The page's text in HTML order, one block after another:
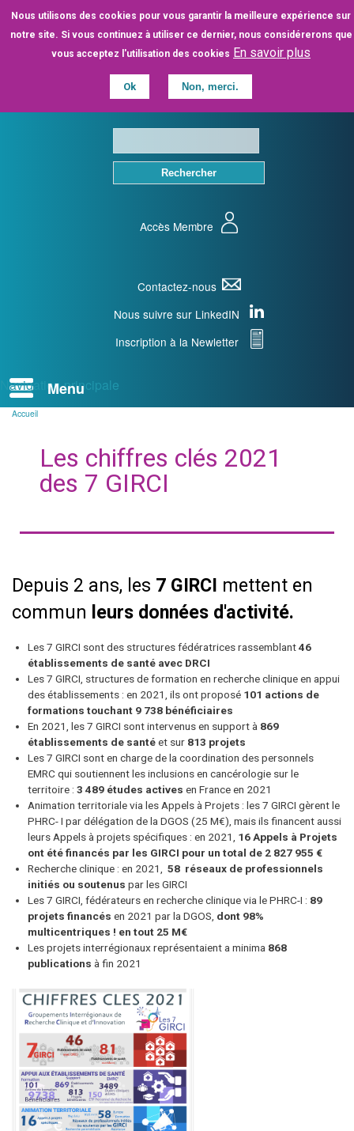
Nous utilisons des cookies pour vous garantir la meilleure expérience sur
notre site. Si vous continuez à utiliser ce dernier, nous considérerons que
vous acceptez l'utilisation des cookies En savoir plus
Ok Non, merci.
Aller
au
contenu
Accès Membre
Contactez-nous
Nous suivre sur LinkedIN
Inscription à la Newletter
Navigation principale
Accueil
Les chiffres clés 2021
des 7 GIRCI
Depuis 2 ans, les 7 GIRCI mettent en
commun leurs données d'activité.
Les 7 GIRCI sont des structures fédératrices rassemblant46
établissements de santé avec DRCI
Les 7 GIRCI, structures de formation en recherche clinique en appui
des établissements : en 2021, ils ont proposé 101 actions de
formations touchant 9 738 bénéficiaires
En 2021, les 7 GIRCI sont intervenus en support à 869
établissements de santéet sur 813 projets
Les 7 GIRCI sont en charge de la coordination des personnels
EMRC qui soutiennent les inclusions en cancérologie sur le
territoire : 3 489 études actives en France en 2021
Animation territoriale via les Appels à Projets : les 7 GIRCI gèrent le
PHRC- I par délégation de la DGOS (25 M€), mais ils financent aussi
leurs Appels à projets spécifiques : en 2021, 16 Appels à Projets
ont été financés par les GIRCI pour un total de 2 827 955 €
Recherche clinique : en 2021, 58 réseaux de professionnels
initiés ou soutenus par les GIRCI
Les 7 GIRCI, fédérateurs en recherche clinique via le PHRC-I : 89
projets financés en 2021 par la DGOS, dont 98%
multicentriques ! en tout 25 M€
Les projets interrégionaux représentaient a minima 868
publications à fin 2021